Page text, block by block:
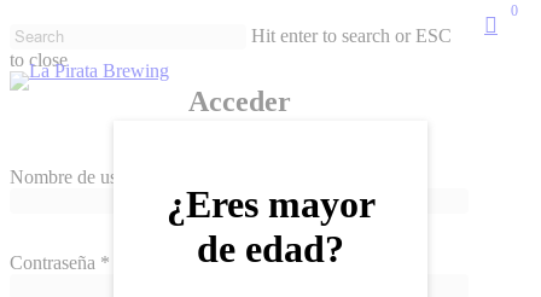
to
main
content
Hit enter to search or ESC
to close
Close
0
Acceder
Nombre de usuario o correo electrónico
Contraseña *
¿Eres mayor
de edad?